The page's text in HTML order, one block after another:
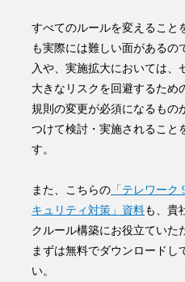
すべてのルールを変えること
も実際には難しい面があるの
入や、実施拡大においては、
大きなリスクを回避するため
規則の変更が必須になるもの
つけて検討・実施されること
す。
また、こちらの 「テレワーク
キュリティ対策」資料も、貴
クルール構築にお役立ていた
まずは無料でダウンロード し
い。